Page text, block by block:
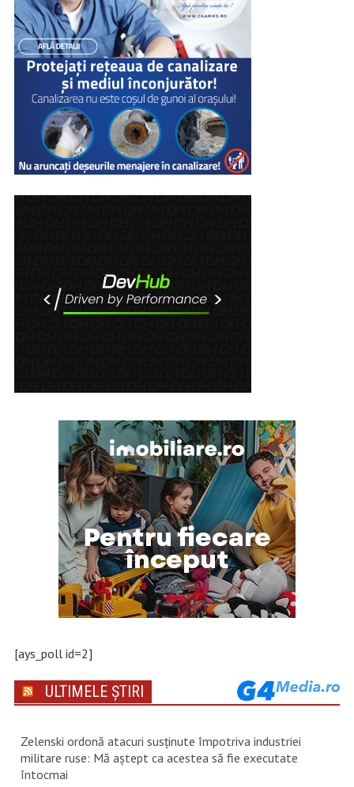
[ays_poll id=2]
ULTIMELE ȘTIRI
Zelenski ordonă atacuri susţinute împotriva industriei
militare ruse: Mă aştept ca acestea să fie executate
întocmai